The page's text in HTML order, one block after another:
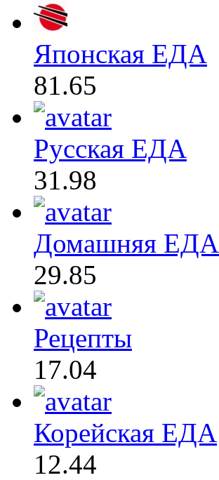
Японская ЕДА
81.65
Русская ЕДА
31.98
Домашняя ЕДА
29.85
Рецепты
17.04
Корейская ЕДА
12.44